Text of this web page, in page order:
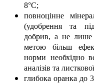
8°С;
повноцінне
(удобрення та
добрив, а не лише
метою більш
норми необхідно
аналізів та
глибока оранка до